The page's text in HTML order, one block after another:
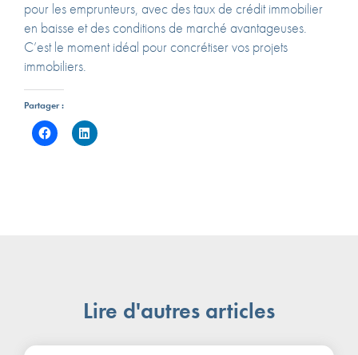
pour les emprunteurs, avec des taux de crédit immobilier
en baisse et des conditions de marché avantageuses.
C’est le moment idéal pour concrétiser vos projets
immobiliers.
Partager :
Lire d'autres articles